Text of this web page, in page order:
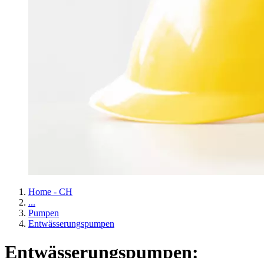
Home - CH
...
Pumpen
Entwässerungspumpen
Entwässerungspumpen: